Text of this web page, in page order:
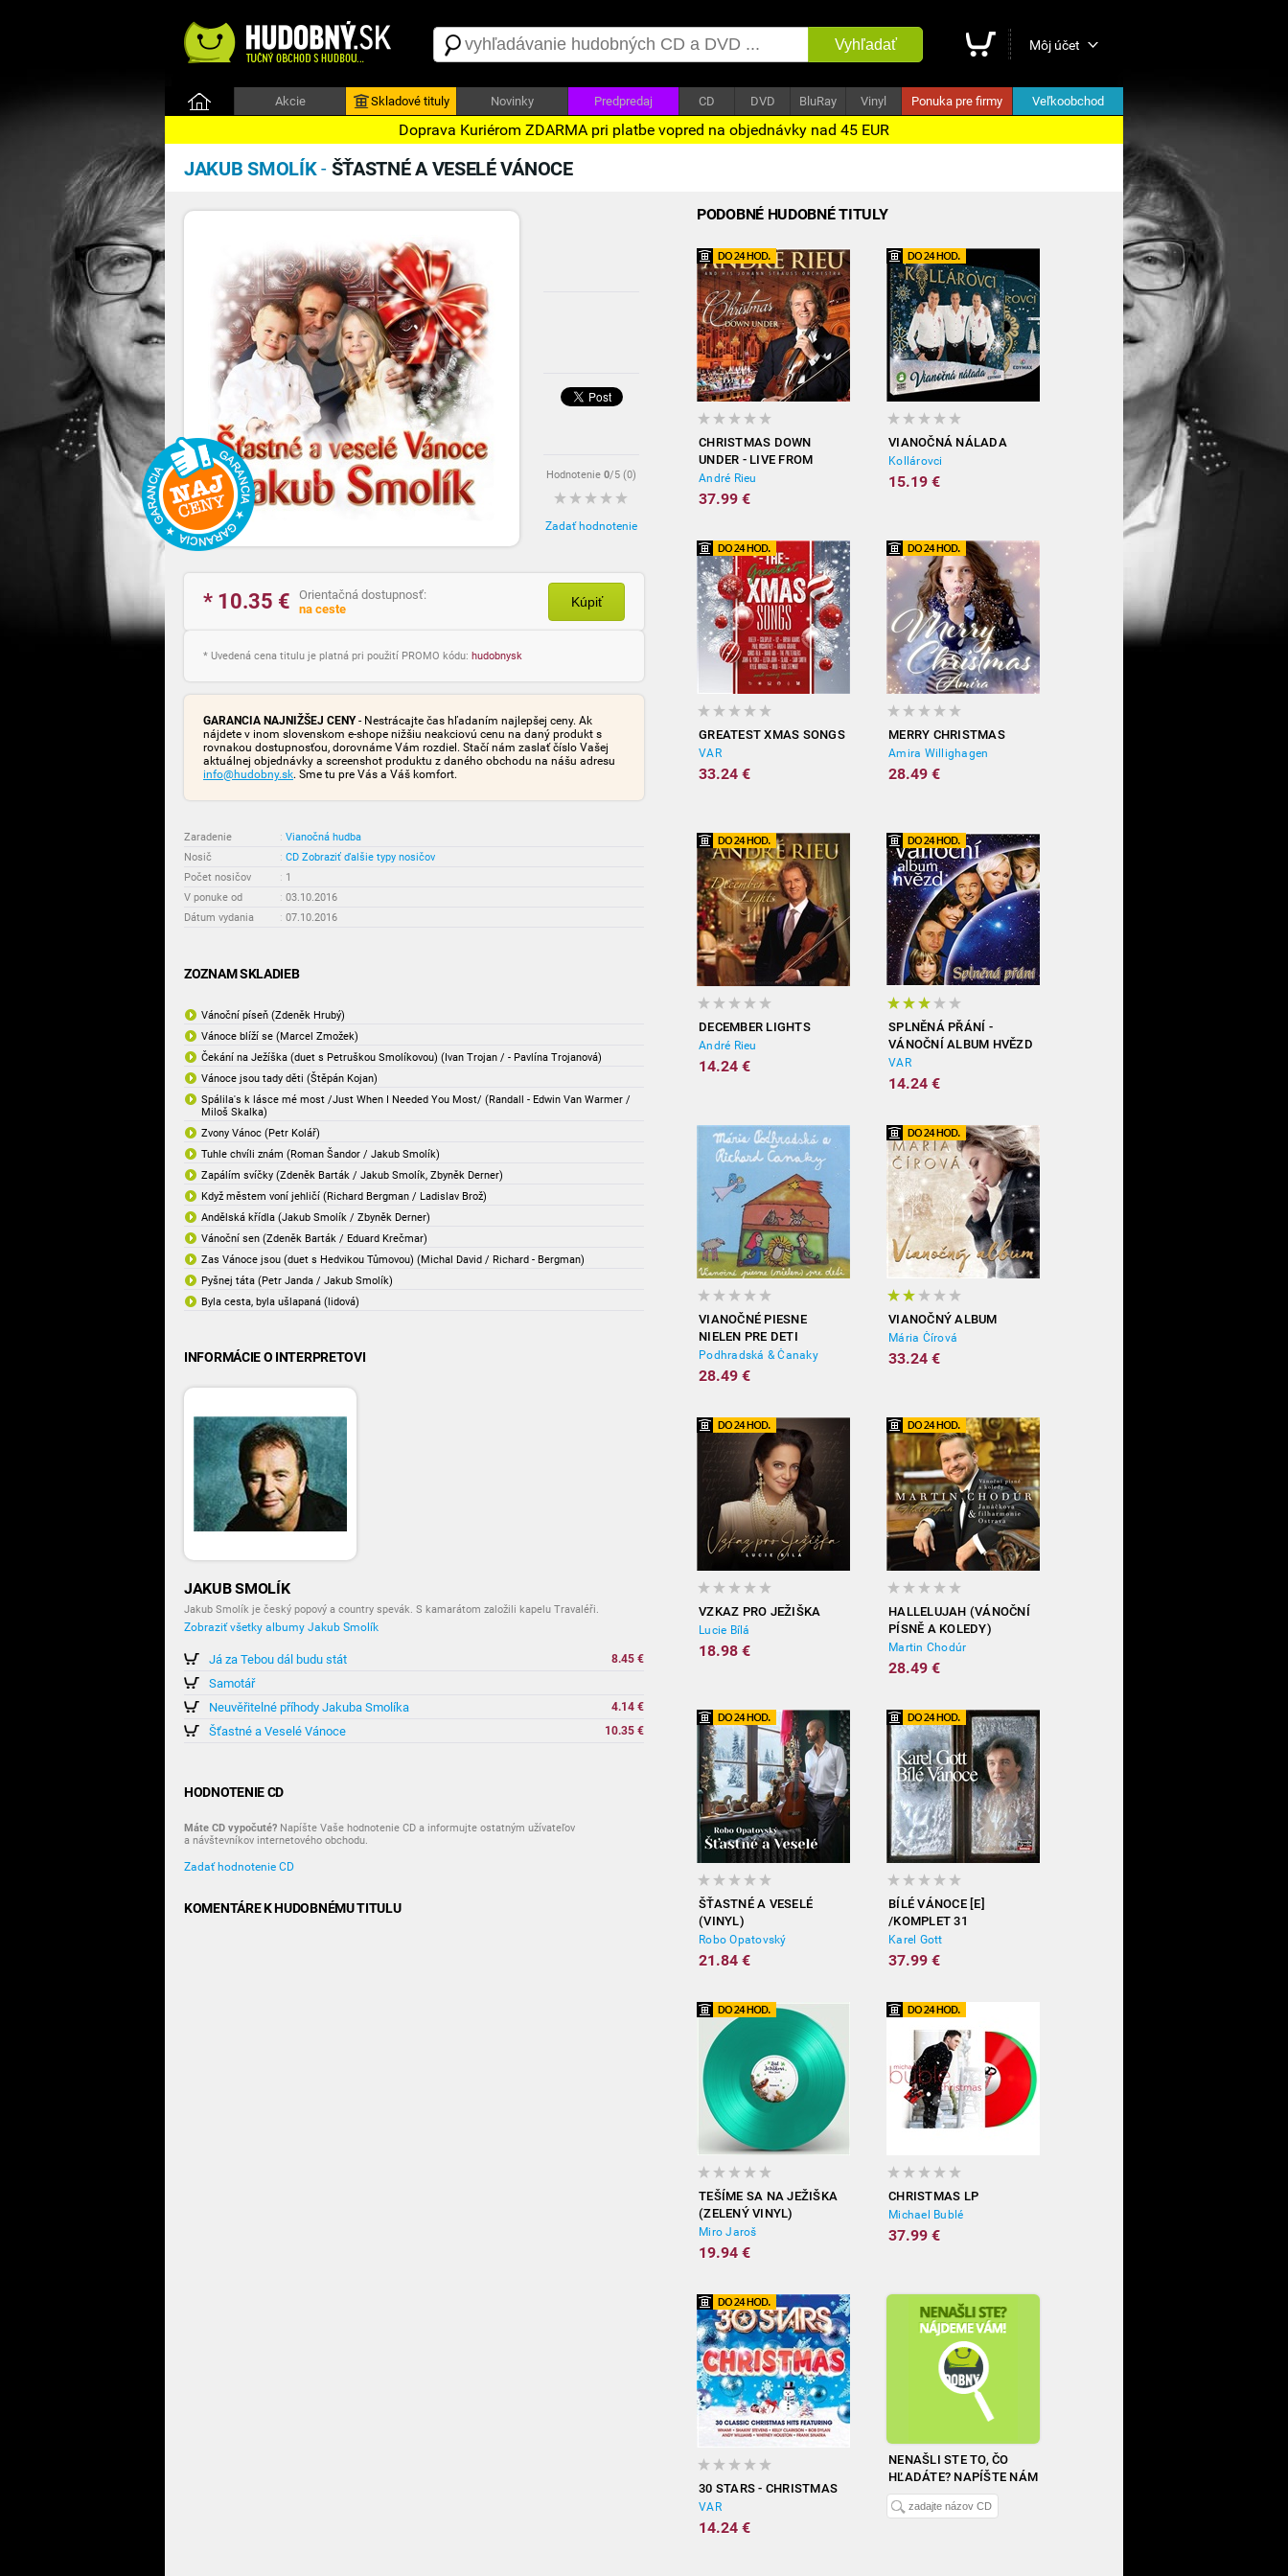
Vyhľadať Môj účet
Akcie Skladové tituly Novinky Predpredaj CD DVD BluRay Vinyl Ponuka pre firmy Veľkoobchod
Doprava Kuriérom ZDARMA pri platbe vopred na objednávky nad 45 EUR
JAKUB SMOLÍK- ŠŤASTNÉ A VESELÉ VÁNOCE
Hodnotenie 0/5 (0)
Zadať hodnotenie
* 10.35 €
Orientačná dostupnosť:
na ceste
Kúpiť
* Uvedená cena titulu je platná pri použití PROMO kódu: hudobnysk
GARANCIA NAJNIŽŠEJ CENY- Nestrácajte čas hľadaním najlepšej ceny. Ak
nájdete v inom slovenskom e-shope nižšiu neakciovú cenu na daný produkt s
rovnakou dostupnosťou, dorovnáme Vám rozdiel. Stačí nám zaslať číslo Vašej
aktuálnej objednávky a screenshot produktu z daného obchodu na nášu adresu
info@hudobny.sk. Sme tu pre Vás a Váš komfort.
Zaradenie : Vianočná hudba
Nosič
: CD Zobraziť ďalšie typy nosičov
Počet nosičov
: 1
V ponuke od
: 03.10.2016
Dátum vydania
: 07.10.2016
ZOZNAM SKLADIEB
Vánoční píseň (Zdeněk Hrubý)
Vánoce blíží se (Marcel Zmožek)
Čekání na Ježíška (duet s Petruškou Smolíkovou) (Ivan Trojan / - Pavlína Trojanová)
Vánoce jsou tady děti (Štěpán Kojan)
Spálila's k lásce mé most /Just When I Needed You Most/ (Randall - Edwin Van Warmer /
Miloš Skalka)
Zvony Vánoc (Petr Kolář)
Tuhle chvíli znám (Roman Šandor / Jakub Smolík)
Zapálím svíčky (Zdeněk Barták / Jakub Smolík, Zbyněk Derner)
Když městem voní jehličí (Richard Bergman / Ladislav Brož)
Andělská křídla (Jakub Smolík / Zbyněk Derner)
Vánoční sen (Zdeněk Barták / Eduard Krečmar)
Zas Vánoce jsou (duet s Hedvikou Tůmovou) (Michal David / Richard - Bergman)
Pyšnej táta (Petr Janda / Jakub Smolík)
Byla cesta, byla ušlapaná (lidová)
INFORMÁCIE O INTERPRETOVI
JAKUB SMOLÍK
Jakub Smolík je český popový a country spevák. S kamarátom založili kapelu Travaléři.
Zobraziť všetky albumy Jakub Smolík
Já za Tebou dál budu stát 8.45 €
Samotář
vypredané
Neuvěřitelné příhody Jakuba Smolíka 4.14 €
Šťastné a Veselé Vánoce 10.35 €
HODNOTENIE CD
Máte CD vypočuté? Napíšte Vaše hodnotenie CD a informujte ostatným užívateľov
a návštevníkov internetového obchodu.
Zadať hodnotenie CD
KOMENTÁRE K HUDOBNÉMU TITULU
PODOBNÉ HUDOBNÉ TITULY
CHRISTMAS DOWN
UNDER - LIVE FROM
SYDNEY
André Rieu
37.99 €
VIANOČNÁ NÁLADA
Kollárovci
15.19 €
GREATEST XMAS SONGS
VAR
33.24 €
MERRY CHRISTMAS
Amira Willighagen
28.49 €
DECEMBER LIGHTS
André Rieu
14.24 €
SPLNĚNÁ PŘÁNÍ -
VÁNOČNÍ ALBUM HVĚZD
VAR
14.24 €
VIANOČNÉ PIESNE
NIELEN PRE DETI
Podhradská & Čanaky
28.49 €
VIANOČNÝ ALBUM
Mária Čírová
33.24 €
VZKAZ PRO JEŽIŠKA
Lucie Bílá
18.98 €
HALLELUJAH (VÁNOČNÍ
PÍSNĚ A KOLEDY)
Martin Chodúr
28.49 €
ŠŤASTNÉ A VESELÉ
(VINYL)
Robo Opatovský
21.84 €
BÍLÉ VÁNOCE [E]
/KOMPLET 31
Karel Gott
37.99 €
TEŠÍME SA NA JEŽIŠKA
(ZELENÝ VINYL)
Miro Jaroš
19.94 €
CHRISTMAS LP
Michael Bublé
37.99 €
30 STARS - CHRISTMAS
VAR
14.24 €
NENAŠLI STE TO, ČO
HĽADÁTE? NAPÍŠTE NÁM